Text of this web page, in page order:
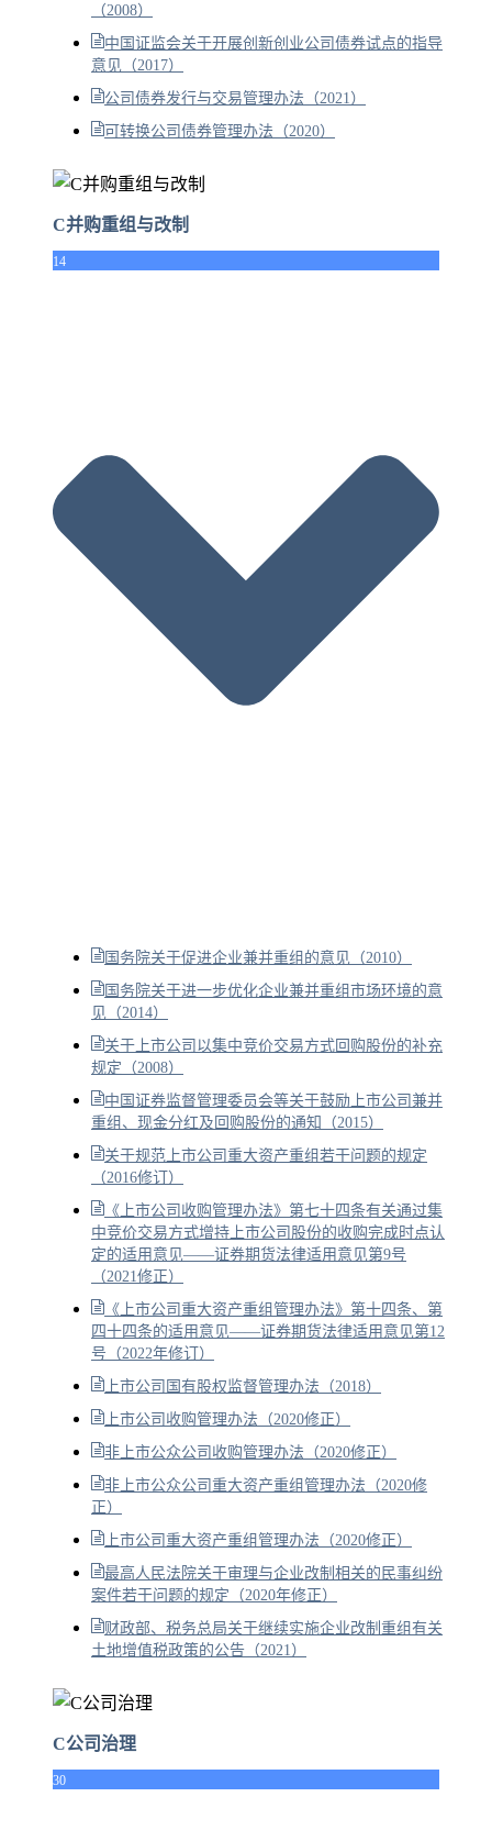
（2008）
中国证监会关于开展创新创业公司债券试点的指导
意见（2017）
公司债券发行与交易管理办法（2021）
可转换公司债券管理办法（2020）
C并购重组与改制
14
国务院关于促进企业兼并重组的意见（2010）
国务院关于进一步优化企业兼并重组市场环境的意
见（2014）
关于上市公司以集中竞价交易方式回购股份的补充
规定（2008）
中国证券监督管理委员会等关于鼓励上市公司兼并
重组、现金分红及回购股份的通知（2015）
关于规范上市公司重大资产重组若干问题的规定
（2016修订）
《上市公司收购管理办法》第七十四条有关通过集
中竞价交易方式增持上市公司股份的收购完成时点认
定的适用意见——证券期货法律适用意见第9号
（2021修正）
《上市公司重大资产重组管理办法》第十四条、第
四十四条的适用意见——证券期货法律适用意见第12
号（2022年修订）
上市公司国有股权监督管理办法（2018）
上市公司收购管理办法（2020修正）
非上市公众公司收购管理办法（2020修正）
非上市公众公司重大资产重组管理办法（2020修
正）
上市公司重大资产重组管理办法（2020修正）
最高人民法院关于审理与企业改制相关的民事纠纷
案件若干问题的规定（2020年修正）
财政部、税务总局关于继续实施企业改制重组有关
土地增值税政策的公告（2021）
C公司治理
30